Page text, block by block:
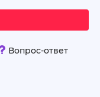
Вопрос-ответ